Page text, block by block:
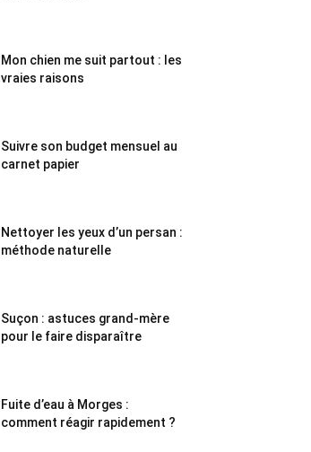
Mon chien me suit partout : les
vraies raisons
Suivre son budget mensuel au
carnet papier
Nettoyer les yeux d’un persan :
méthode naturelle
Suçon : astuces grand-mère
pour le faire disparaître
Fuite d’eau à Morges :
comment réagir rapidement ?